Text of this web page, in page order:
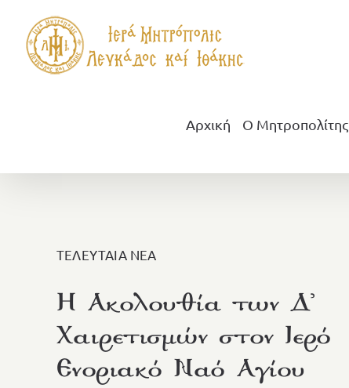
περιεχόμενο
Αρχική Ο Μητροπολίτης
ΤΕΛΕΥΤΑΙΑ ΝΕΑ
Η Ακολουθία των Δ᾽
Χαιρετισμών στον Ιερό
Ενοριακό Ναό Αγίου